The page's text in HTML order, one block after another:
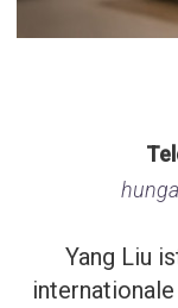
Yang Liu